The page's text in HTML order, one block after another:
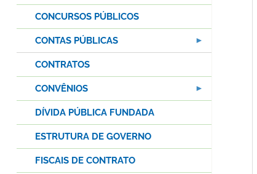
CONCURSOS PÚBLICOS
CONTAS PÚBLICAS
CONTRATOS
CONVÊNIOS
DÍVIDA PÚBLICA FUNDADA
ESTRUTURA DE GOVERNO
FISCAIS DE CONTRATO